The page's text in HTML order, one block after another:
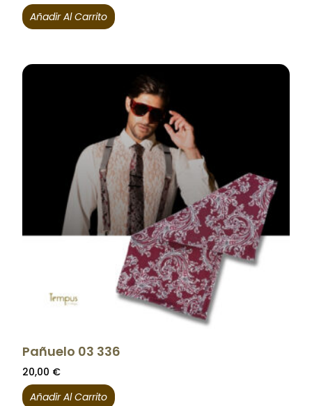
Añadir Al Carrito
Pañuelo 03 336
20,00 €
Añadir Al Carrito